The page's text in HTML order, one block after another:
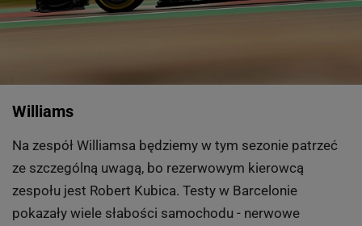
Williams
Na zespół Williamsa będziemy w tym sezonie patrzeć
ze szczególną uwagą, bo rezerwowym kierowcą
zespołu jest Robert Kubica. Testy w Barcelonie
pokazały wiele słabości samochodu - nerwowe